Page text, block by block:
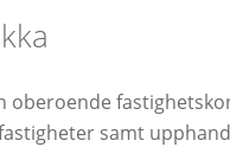
oberoende
samt